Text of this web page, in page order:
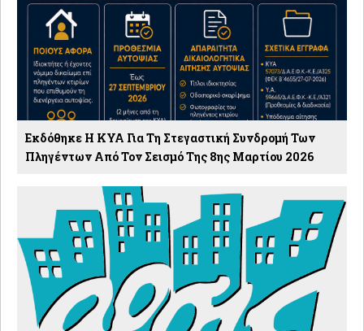
Εκδόθηκε Η ΚΥΑ Για Τη Στεγαστική Συνδρομή Των
Πληγέντων Από Τον Σεισμό Της 8ης Μαρτίου 2026